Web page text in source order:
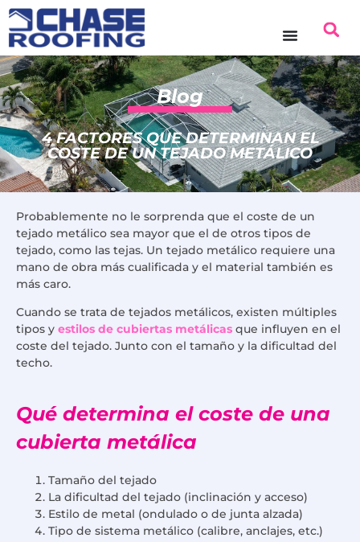
Blog
4 FACTORES QUE DETERMINAN EL
COSTE DE UN TEJADO METÁLICO
Probablemente no le sorprenda que el coste de un
tejado metálico sea mayor que el de otros tipos de
tejado, como las tejas. Un tejado metálico requiere una
mano de obra más cualificada y el material también es
más caro.
Cuando se trata de tejados metálicos, existen múltiples
tipos y estilos de cubiertas metálicas que influyen en el
coste del tejado. Junto con el tamaño y la dificultad del
techo.
Qué determina el coste de una
cubierta metálica
Tamaño del tejado
La dificultad del tejado (inclinación y acceso)
Estilo de metal (ondulado o de junta alzada)
Tipo de sistema metálico (calibre, anclajes, etc.)